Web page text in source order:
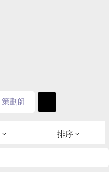
排序